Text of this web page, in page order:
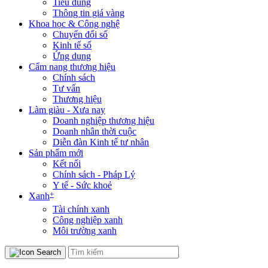
Tiêu dùng
Thông tin giá vàng
Khoa học & Công nghệ
Chuyển đổi số
Kinh tế số
Ứng dụng
Cẩm nang thương hiệu
Chính sách
Tư vấn
Thương hiệu
Làm giàu - Xưa nay
Doanh nghiệp thương hiệu
Doanh nhân thời cuộc
Diễn đàn Kinh tế tư nhân
Sản phẩm mới
Kết nối
Chính sách - Pháp Lý
Y tế - Sức khoẻ
Xanh+
Tài chính xanh
Công nghiệp xanh
Môi trường xanh